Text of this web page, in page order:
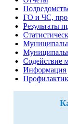
ГО и ЧС,
Результаты
Содействие
Информация